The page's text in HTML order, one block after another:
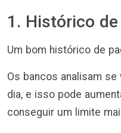
1. Histórico
Um bom histórico de
Os bancos analisam
dia, e isso pode
conseguir um limite